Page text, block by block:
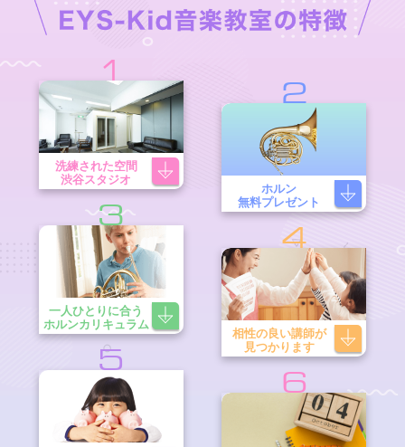
1
洗練された空間
渋谷スタジオ
2
ホルン
無料プレゼント
3
一人ひとりに合う
ホルンカリキュラム
4
相性の良い講師が
見つかります
5
6